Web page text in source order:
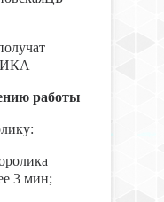
работы
3 мин;